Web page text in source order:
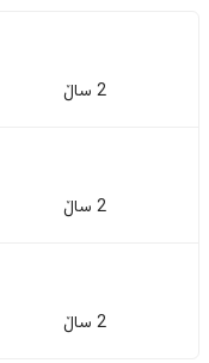
2 ساڵ
2 ساڵ
2 ساڵ